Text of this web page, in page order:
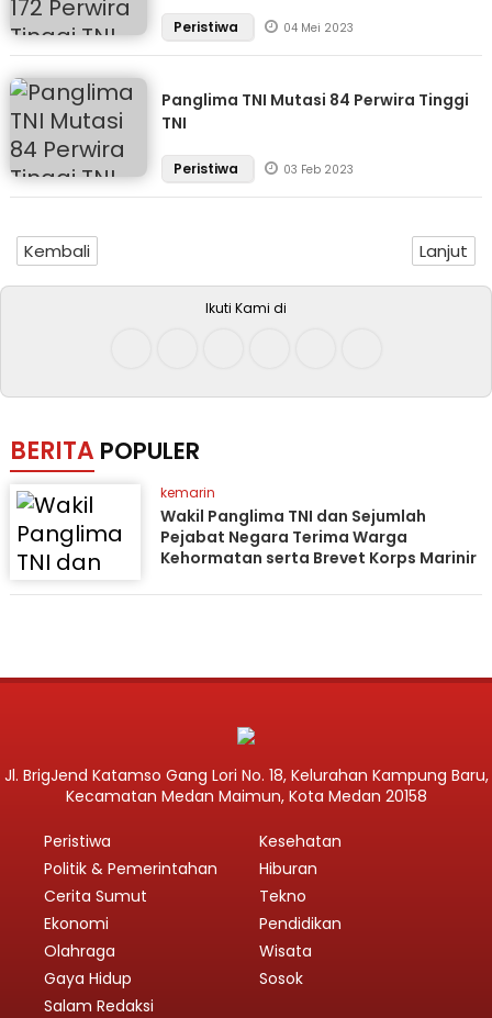
Peristiwa 04 Mei 2023
Panglima TNI Mutasi 84 Perwira Tinggi
TNI
Peristiwa 03 Feb 2023
Kembali Lanjut
Ikuti Kami di
BERITA POPULER
kemarin
Wakil Panglima TNI dan Sejumlah
Pejabat Negara Terima Warga
Kehormatan serta Brevet Korps Marinir
Jl. BrigJend Katamso Gang Lori No. 18, Kelurahan Kampung Baru,
Kecamatan Medan Maimun, Kota Medan 20158
Peristiwa
Politik & Pemerintahan
Cerita Sumut
Ekonomi
Olahraga
Gaya Hidup
Kesehatan
Hiburan
Tekno
Pendidikan
Wisata
Sosok
Salam Redaksi